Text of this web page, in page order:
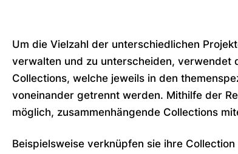
Um die Vielzahl der unterschiedlichen
verwalten und zu unterscheiden, verwendet
Collections, welche jeweils in den
voneinander getrennt werden. Mithilfe der
möglich, zusammenhängende Collections
Beispielsweise verknüpfen sie ihre